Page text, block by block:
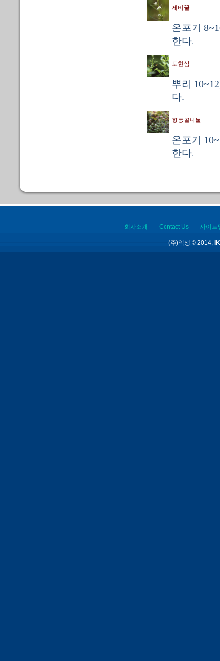
제비꿀
온포기
한다.
토현삼
뿌리
다.
향등골나물
온포기
한다.
회사소개 Contact Us 사이트
(주)익생 © 2014,